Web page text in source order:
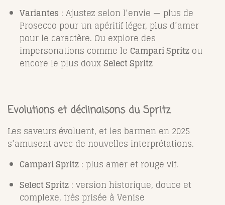
Variantes : Ajustez selon l’envie — plus de
Prosecco pour un apéritif léger, plus d’amer
pour le caractère. Ou explore des
impersonations comme le Campari Spritz ou
encore le plus douxSelect Spritz
Evolutions et déclinaisons du Spritz
Les saveurs évoluent, et les barmen en 2025
s’amusent avec de nouvelles interprétations.
Campari Spritz : plus amer et rouge vif.
Select Spritz : version historique, douce et
complexe, très prisée à Venise